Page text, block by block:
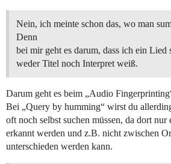
Nein, ich meinte schon das, wo man
Denn
bei mir geht es darum, dass ich ein Lied
weder Titel noch Interpret weiß.
Darum geht es beim „Audio
Bei „Query by humming“ wirst du
oft noch selbst suchen müssen, da dort
erkannt werden und z.B. nicht zwischen
unterschieden werden kann.